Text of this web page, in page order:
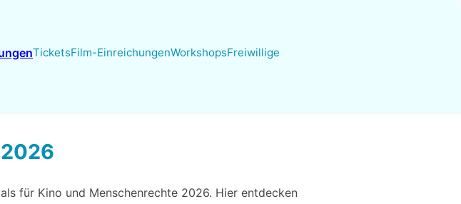
TicketsFilm-EinreichungenWorkshopsFreiwillige
für Kino und Menschenrechte 2026. Hier entdecken